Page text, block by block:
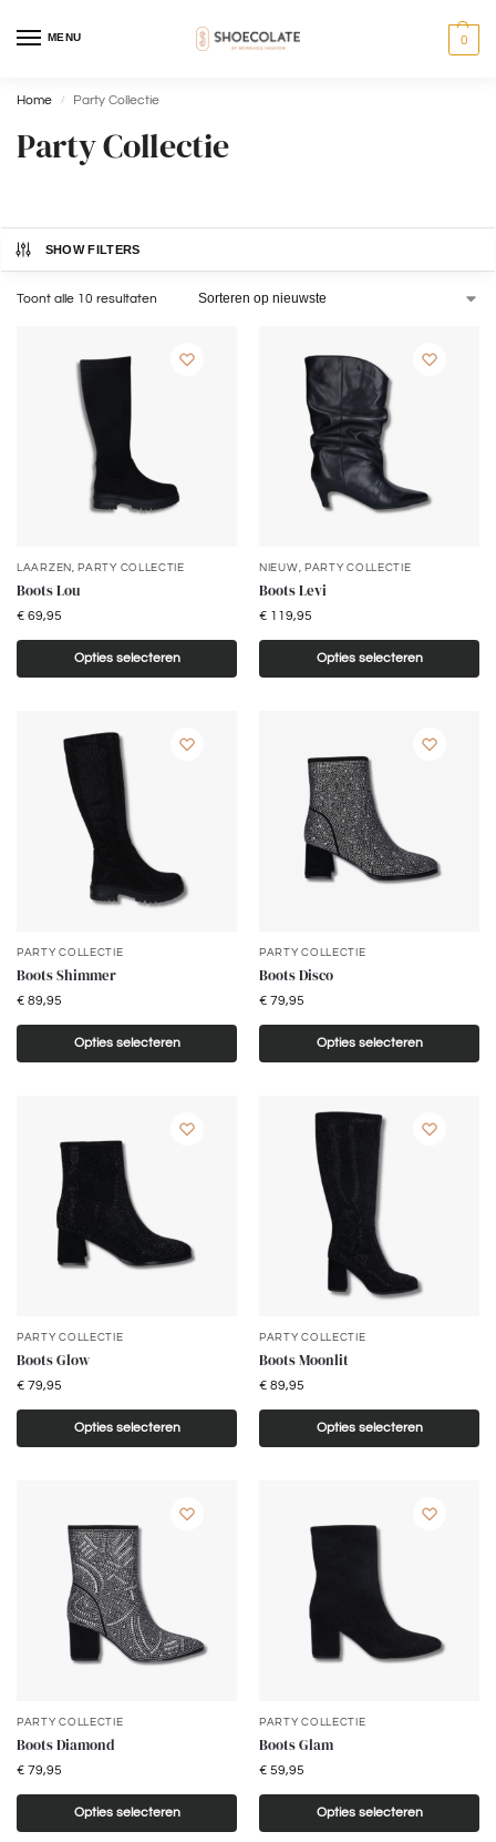
MENU 0
Home / Party Collectie
Party Collectie
SHOW FILTERS
Toont alle 10 resultaten
LAARZEN , PARTY COLLECTIE
Boots Lou
€ 69,95
Opties selecteren
NIEUW, PARTY COLLECTIE
Boots Levi
€ 119,95
Opties selecteren
PARTY COLLECTIE
Boots Shimmer
€ 89,95
Opties selecteren
PARTY COLLECTIE
Boots Disco
€ 79,95
Opties selecteren
PARTY COLLECTIE
Boots Glow
€ 79,95
Opties selecteren
PARTY COLLECTIE
Boots Moonlit
€ 89,95
Opties selecteren
PARTY COLLECTIE
Boots Diamond
€ 79,95
Opties selecteren
PARTY COLLECTIE
Boots Glam
€ 59,95
Opties selecteren